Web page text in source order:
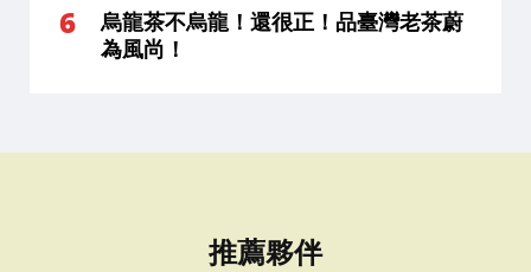
烏龍茶不烏龍！還很正！品臺灣老茶蔚
為風尚！
推薦夥伴